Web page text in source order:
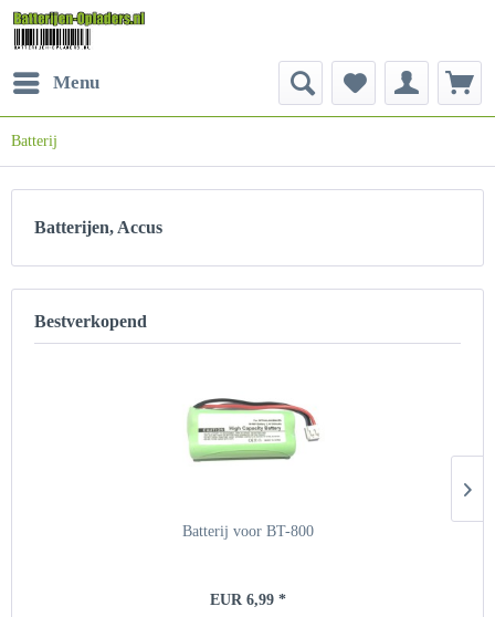
Menu
Batterij
Batterijen, Accus
Bestverkopend
Batterij voor BT-800
EUR 6,99 *